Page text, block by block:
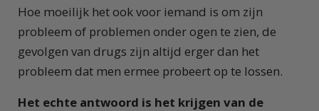
Hoe moeilijk het ook voor iemand is om zijn
probleem of problemen onder ogen te zien, de
gevolgen van drugs zijn altijd erger dan het
probleem dat men ermee probeert op te lossen.
Het echte antwoord is het krijgen van de